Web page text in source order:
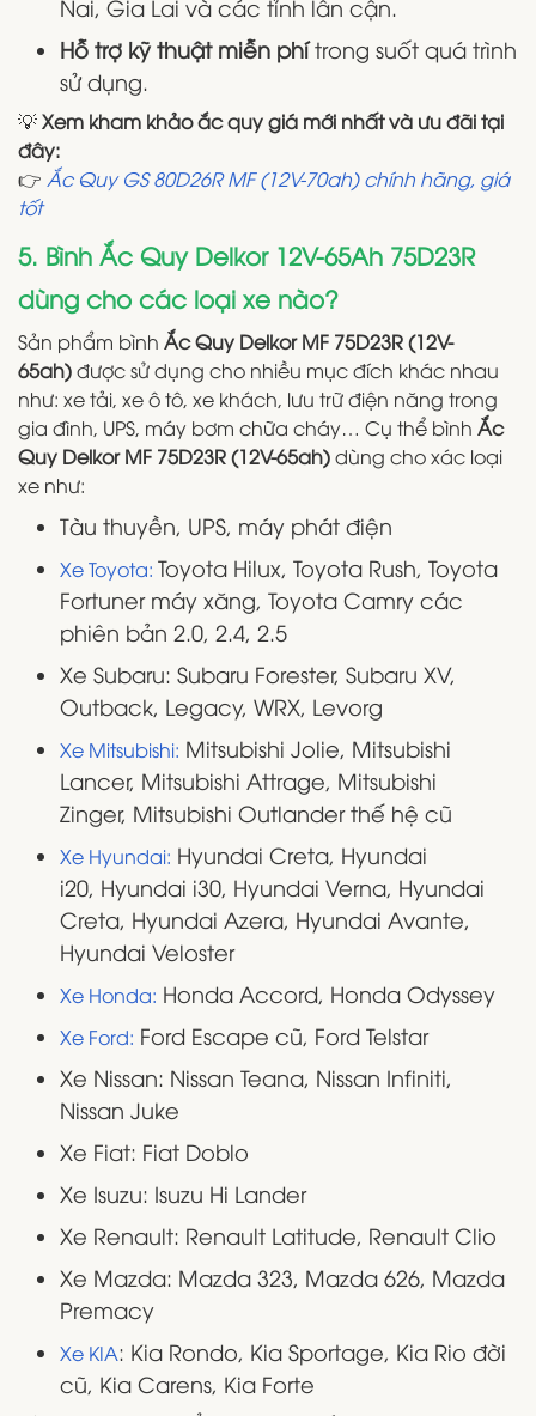
Nai, Gia Lai và các tỉnh lân cận.
Hỗ trợ kỹ thuật miễn phítrong suốt quá trình
sử dụng.
💡Xem kham khảo ắc quy giá mới nhất và ưu đãi tại
đây:
👉 Ắc Quy GS 80D26R MF (12V-70ah) chính hãng, giá
tốt
5. Bình Ắc Quy Delkor 12V-65Ah 75D23R
dùng cho các loại xe nào?
Sản phẩm bình Ắc Quy Delkor MF 75D23R (12V-
65ah)được sử dụng cho nhiều mục đích khác nhau
như: xe tải, xe ô tô, xe khách, lưu trữ điện năng trong
gia đình, UPS, máy bơm chữa cháy… Cụ thể bình Ắc
Quy Delkor MF 75D23R (12V-65ah)dùng cho xác loại
xe như:
Tàu thuyền, UPS, máy phát điện
Xe Toyota: Toyota Hilux, Toyota Rush, Toyota
Fortuner máy xăng, Toyota Camry các
phiên bản 2.0, 2.4, 2.5
Xe Subaru: Subaru Forester, Subaru XV,
Outback, Legacy, WRX, Levorg
Xe Mitsubishi: Mitsubishi Jolie, Mitsubishi
Lancer, Mitsubishi Attrage, Mitsubishi
Zinger, Mitsubishi Outlander thế hệ cũ
Xe Hyundai: Hyundai Creta, Hyundai
i20, Hyundai i30, Hyundai Verna, Hyundai
Creta, Hyundai Azera, Hyundai Avante,
Hyundai Veloster
Xe Honda: Honda Accord, Honda Odyssey
Xe Ford: Ford Escape cũ, Ford Telstar
Xe Nissan: Nissan Teana, Nissan Infiniti,
Nissan Juke
Xe Fiat: Fiat Doblo
Xe Isuzu: Isuzu Hi Lander
Xe Renault: Renault Latitude, Renault Clio
Xe Mazda: Mazda 323, Mazda 626, Mazda
Premacy
Xe KIA: Kia Rondo, Kia Sportage, Kia Rio đời
cũ, Kia Carens, Kia Forte